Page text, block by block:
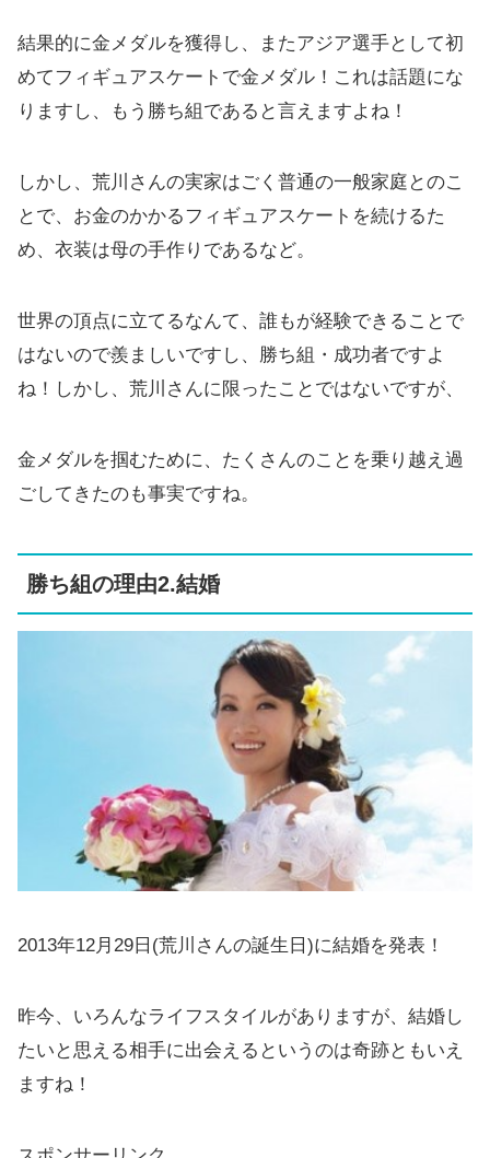
結果的に金メダルを獲得し、またアジア選手として初
めてフィギュアスケートで金メダル！これは話題にな
りますし、もう勝ち組であると言えますよね！
しかし、荒川さんの実家はごく普通の一般家庭とのこ
とで、お金のかかるフィギュアスケートを続けるた
め、衣装は母の手作りであるなど。
世界の頂点に立てるなんて、誰もが経験できることで
はないので羨ましいですし、勝ち組・成功者ですよ
ね！しかし、荒川さんに限ったことではないですが、
金メダルを掴むために、たくさんのことを乗り越え過
ごしてきたのも事実ですね。
勝ち組の理由2.結婚
2013年12月29日(荒川さんの誕生日)に結婚を発表！
昨今、いろんなライフスタイルがありますが、結婚し
たいと思える相手に出会えるというのは奇跡ともいえ
ますね！